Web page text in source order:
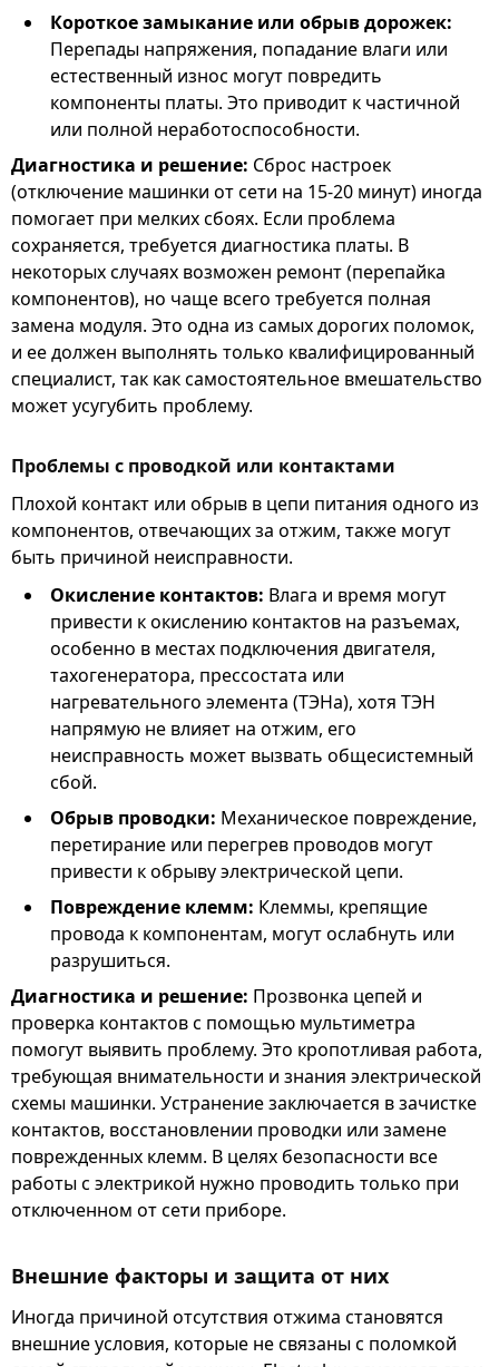
Короткое замыкание или обрыв дорожек:
Перепады напряжения, попадание влаги или
естественный износ могут повредить
компоненты платы. Это приводит к частичной
или полной неработоспособности.
Диагностика и решение: Сброс настроек
(отключение машинки от сети на 15-20 минут) иногда
помогает при мелких сбоях. Если проблема
сохраняется, требуется диагностика платы. В
некоторых случаях возможен ремонт (перепайка
компонентов), но чаще всего требуется полная
замена модуля. Это одна из самых дорогих поломок,
и ее должен выполнять только квалифицированный
специалист, так как самостоятельное вмешательство
может усугубить проблему.
Проблемы с проводкой или контактами
Плохой контакт или обрыв в цепи питания одного из
компонентов, отвечающих за отжим, также могут
быть причиной неисправности.
Окисление контактов: Влага и время могут
привести к окислению контактов на разъемах,
особенно в местах подключения двигателя,
тахогенератора, прессостата или
нагревательного элемента (ТЭНа), хотя ТЭН
напрямую не влияет на отжим, его
неисправность может вызвать общесистемный
сбой.
Обрыв проводки: Механическое повреждение,
перетирание или перегрев проводов могут
привести к обрыву электрической цепи.
Повреждение клемм: Клеммы, крепящие
провода к компонентам, могут ослабнуть или
разрушиться.
Диагностика и решение: Прозвонка цепей и
проверка контактов с помощью мультиметра
помогут выявить проблему. Это кропотливая работа,
требующая внимательности и знания электрической
схемы машинки. Устранение заключается в зачистке
контактов, восстановлении проводки или замене
поврежденных клемм. В целях безопасности все
работы с электрикой нужно проводить только при
отключенном от сети приборе.
Внешние факторы и защита от них
Иногда причиной отсутствия отжима становятся
внешние условия, которые не связаны с поломкой